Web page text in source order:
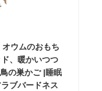
ウムのおもち
、暖かいつつ
の巣かご |睡眠
ブバードネス